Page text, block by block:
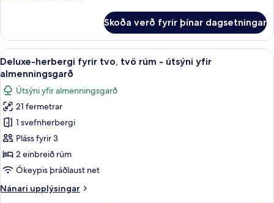
Upgrade]
Standard
to
Family
Skoða verð fyrir þínar dagsetningar
Skoða
allar
myndir
fyrir
Deluxe-
herbergi
fyrir
tvo,
tvö
-
Rúmföt af bestu gerð, dúnsængur,
8
Deluxe-herbergi fyrir tvo, tvö rúm - útsýni yfir
almenningsgarð
Útsýni yfir almenningsgarð
21 fermetrar
1 svefnherbergi
Pláss fyrir 3
2 einbreið rúm
Ókeypis þráðlaust net
Nánari upplýsingar
Nánari